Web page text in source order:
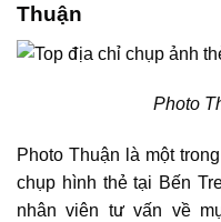
Thuận
Photo
Photo Thuận là một
chụp hình thẻ tại Bến
nhân viên tư vấn về